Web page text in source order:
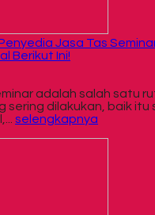
Jasa Tas
Berikut Ini!
adalah salah satu
sering dilakukan, baik
selengkapnya